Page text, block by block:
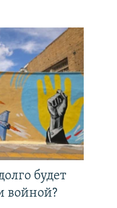
будет
войной?